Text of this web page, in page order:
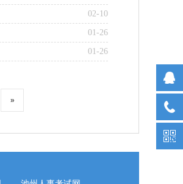
02-10
01-26
01-26
»